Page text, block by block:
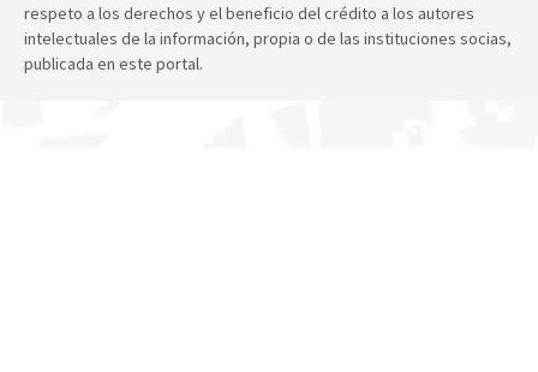
respeto a los derechos y el beneficio del crédito a los autores
intelectuales de la información, propia o de las instituciones socias,
publicada en este portal.